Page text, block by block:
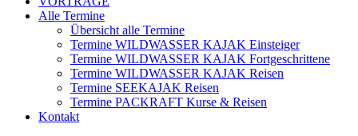
Alle Termine
Übersicht alle Termine
Termine WILDWASSER KAJAK Einsteiger
Termine WILDWASSER KAJAK Fortgeschrittene
Termine WILDWASSER KAJAK Reisen
Termine SEEKAJAK Reisen
Termine PACKRAFT Kurse & Reisen
Kontakt